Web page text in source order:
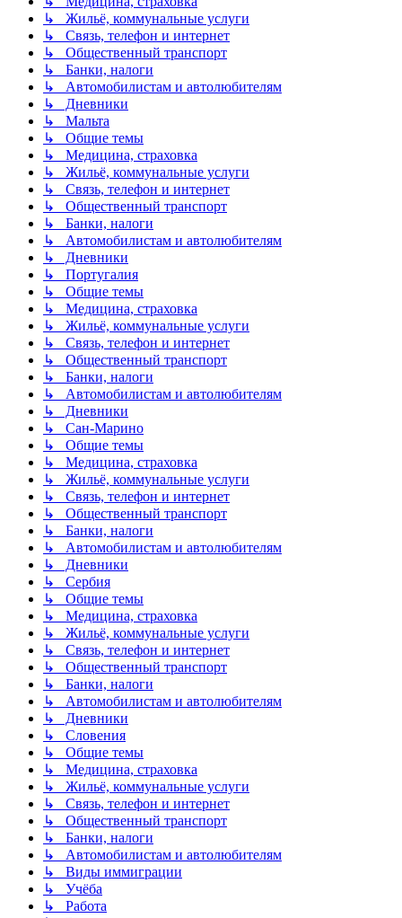
↳ Жильё, коммунальные услуги
↳ Связь, телефон и интернет
↳ Общественный транспорт
↳ Банки, налоги
↳ Автомобилистам и автолюбителям
↳ Дневники
↳ Мальта
↳ Общие темы
↳ Медицина, страховка
↳ Жильё, коммунальные услуги
↳ Связь, телефон и интернет
↳ Общественный транспорт
↳ Банки, налоги
↳ Автомобилистам и автолюбителям
↳ Дневники
↳ Португалия
↳ Общие темы
↳ Медицина, страховка
↳ Жильё, коммунальные услуги
↳ Связь, телефон и интернет
↳ Общественный транспорт
↳ Банки, налоги
↳ Автомобилистам и автолюбителям
↳ Дневники
↳ Сан-Марино
↳ Общие темы
↳ Медицина, страховка
↳ Жильё, коммунальные услуги
↳ Связь, телефон и интернет
↳ Общественный транспорт
↳ Банки, налоги
↳ Автомобилистам и автолюбителям
↳ Дневники
↳ Сербия
↳ Общие темы
↳ Медицина, страховка
↳ Жильё, коммунальные услуги
↳ Связь, телефон и интернет
↳ Общественный транспорт
↳ Банки, налоги
↳ Автомобилистам и автолюбителям
↳ Дневники
↳ Словения
↳ Общие темы
↳ Медицина, страховка
↳ Жильё, коммунальные услуги
↳ Связь, телефон и интернет
↳ Общественный транспорт
↳ Банки, налоги
↳ Автомобилистам и автолюбителям
↳ Виды иммиграции
↳ Учёба
↳ Работа